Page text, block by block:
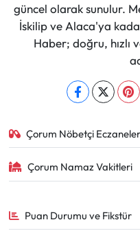
güncel olarak sunulur.
İskilip ve Alaca'ya
Haber; doğru, hızlı
Çorum Nöbetçi Eczaneler
Çorum Namaz Vakitleri
Puan Durumu ve Fikstür